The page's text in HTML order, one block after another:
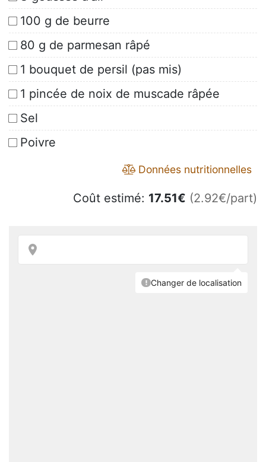
100 g de beurre
80 g de parmesan râpé
1 bouquet de persil (pas mis)
1 pincée de noix de muscade râpée
Sel
Poivre
Données nutritionnelles
Coût estimé: 17.51€ (2.92€/part)